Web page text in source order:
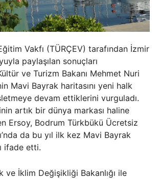
Vakfı (TÜRÇEV) tarafından İzmir
paylaşılan sonuçları
ve Turizm Bakanı Mehmet Nuri
Mavi Bayrak haritasını yeni halk
devam ettiklerini vurguladı.
artık bir dünya markası haline
Ersoy, Bodrum Türkbükü Ücretsiz
da bu yıl ilk kez Mavi Bayrak
ifade etti.
ve İklim Değişikliği Bakanlığı ile